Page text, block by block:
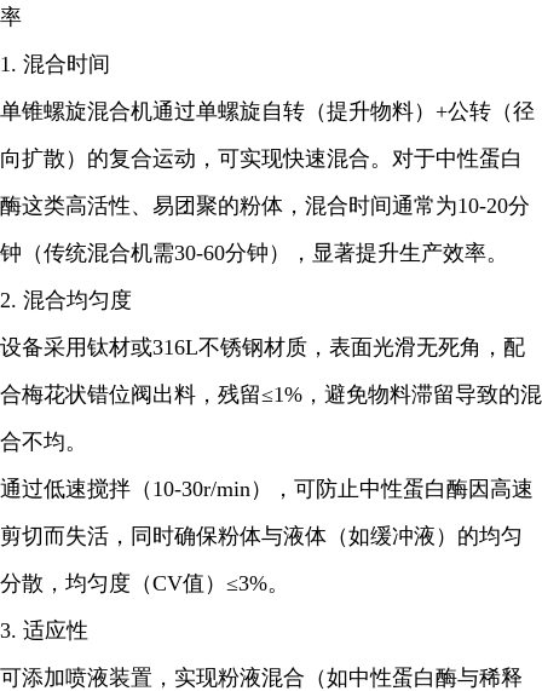
率
1. 混合时间
单锥螺旋混合机通过单螺旋自转（提升物料）+公转（径
向扩散）的复合运动，可实现快速混合。对于中性蛋白
酶这类高活性、易团聚的粉体，混合时间通常为10-20分
钟（传统混合机需30-60分钟），显著提升生产效率。
2. 混合均匀度
设备采用钛材或316L不锈钢材质，表面光滑无死角，配
合梅花状错位阀出料，残留≤1%，避免物料滞留导致的混
合不均。
通过低速搅拌（10-30r/min），可防止中性蛋白酶因高速
剪切而失活，同时确保粉体与液体（如缓冲液）的均匀
分散，均匀度（CV值）≤3%。
3. 适应性
可添加喷液装置，实现粉液混合（如中性蛋白酶与稀释